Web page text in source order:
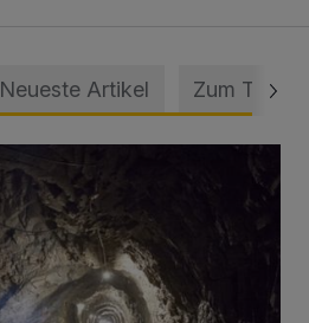
Neueste Artikel Zum Thema